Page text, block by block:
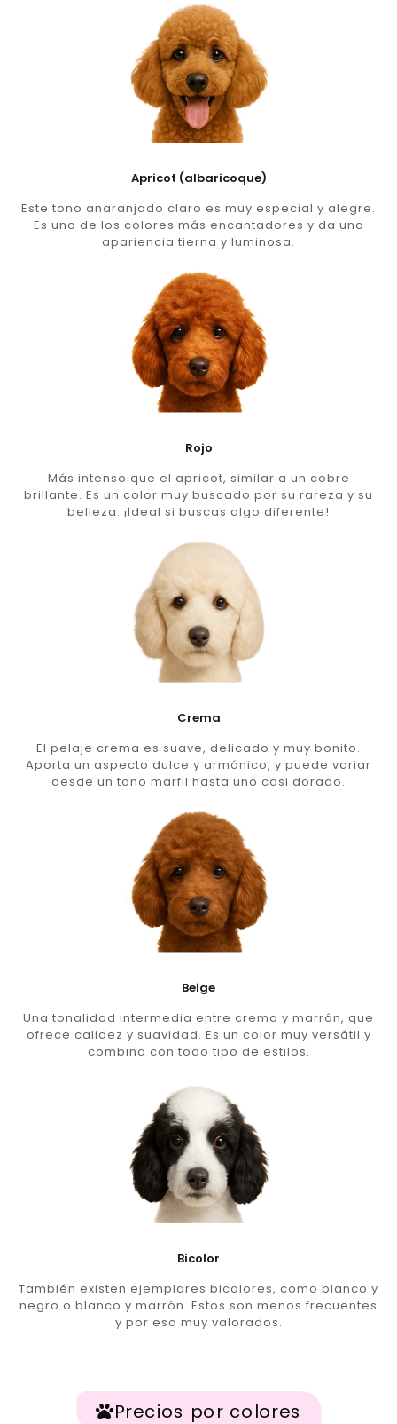
Apricot (albaricoque)
Este tono anaranjado claro es muy especial y alegre.
Es uno de los colores más encantadores y da una
apariencia tierna y luminosa.
Rojo
Más intenso que el apricot, similar a un cobre
brillante. Es un color muy buscado por su rareza y su
belleza. ¡Ideal si buscas algo diferente!
Crema
El pelaje crema es suave, delicado y muy bonito.
Aporta un aspecto dulce y armónico, y puede variar
desde un tono marfil hasta uno casi dorado.
Beige
Una tonalidad intermedia entre crema y marrón, que
ofrece calidez y suavidad. Es un color muy versátil y
combina con todo tipo de estilos.
Bicolor
También existen ejemplares bicolores, como blanco y
negro o blanco y marrón. Estos son menos frecuentes
y por eso muy valorados.
Precios por colores